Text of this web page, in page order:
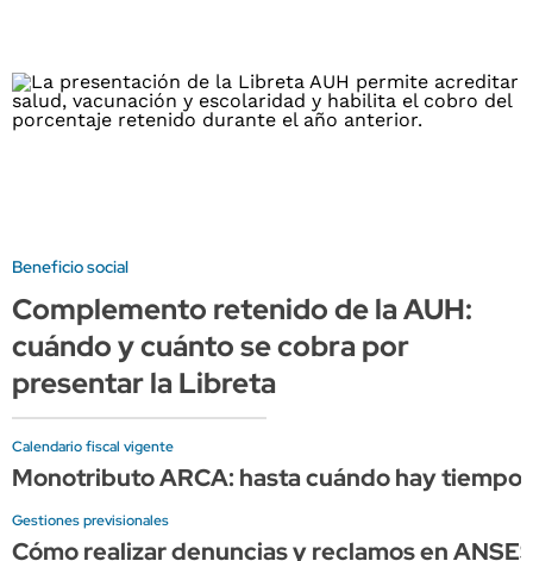
Beneficio social
Complemento retenido de la AUH:
cuándo y cuánto se cobra por
presentar la Libreta
Calendario fiscal vigente
Monotributo ARCA: hasta cuándo hay
Gestiones previsionales
Cómo realizar denuncias y reclamos en